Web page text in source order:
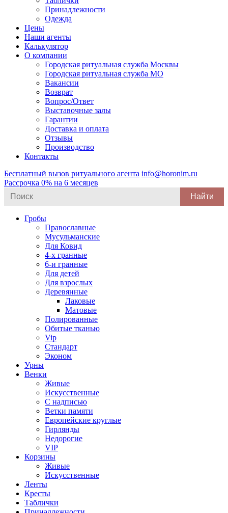
Принадлежности
Одежда
Цены
Наши агенты
Калькулятор
О компании
Городская ритуальная служба Москвы
Городская ритуальная служба МО
Вакансии
Возврат
Вопрос/Ответ
Выставочные залы
Гарантии
Доставка и оплата
Отзывы
Производство
Контакты
Бесплатный вызов ритуального агента info@horonim.ru
Рассрочка 0% на 6 месяцев
for:
Гробы
Православные
Мусульманские
Для Ковид
4-х гранные
6-и гранные
Для детей
Для взрослых
Деревянные
Лаковые
Матовые
Полированные
Обитые тканью
Vip
Стандарт
Эконом
Урны
Венки
Живые
Искусственные
С надписью
Ветки памяти
Европейские круглые
Гирлянды
Недорогие
VIP
Корзины
Живые
Искусственные
Ленты
Кресты
Таблички